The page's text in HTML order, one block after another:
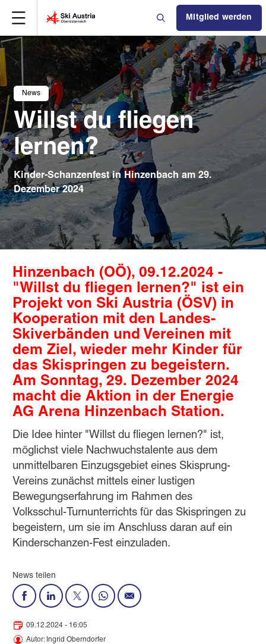
Mitglied werden
News
Willst du fliegen
lernen?
Kinder-Schanzenfest in Hinzenbach am 29.
Dezember 2024
Hinzenbach (OÖ), 09.12.2024 -
"Willst du fliegen lernen?" ist ein
Projekt von Ski Austria (ÖSV) in
Kooperation mit den Landes-
Skiverbänden und Vereinen mit
dem Ziel, wieder mehr Kinder für
das Skispringen zu begeistern.
Am Sonntag, 29. Dezember 2024
macht die Aktion in der Energie
AG Arena Hinzenbach Station.
Die Idee hinter "Willst du fliegen lernen?" ist,
möglichst viele Nachwuchstalente aus dem
unmittelbaren Einzugsgebiet eines Skisprung-
Vereins zunächst mittels einer lustigen
Bewegungserfahrung im Rahmen des
Volksschul-Turnunterrichts für das Skispringen zu
begeistern, um sie im Anschluss daran auf ein
Kinderschanzen-Fest einzuladen.
News teilen
09.12.2024 - 16:05
Autor: Ingrid Oberndorfer